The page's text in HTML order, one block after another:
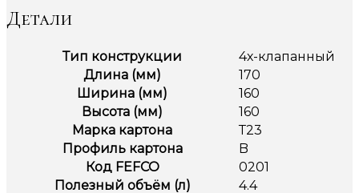
Детали
Тип конструкции
4х-клапанный
Длина (мм)
170
Ширина (мм)
160
Высота (мм)
160
Марка картона
Т23
Профиль картона
B
Код FEFCO
0201
Полезный объём (л)
4.4